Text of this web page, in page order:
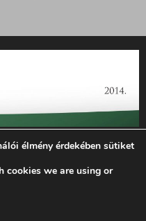
2014. évi működésének
P-0121 sz. támogatási
összegben támogatta az
élmény érdekében sütiket
cookies we are using or